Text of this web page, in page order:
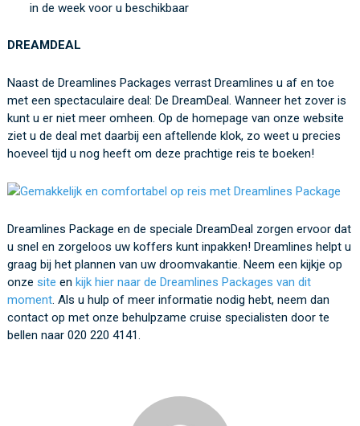
in de week voor u beschikbaar
DREAMDEAL
Naast de Dreamlines Packages verrast Dreamlines u af en toe
met een spectaculaire deal: De DreamDeal. Wanneer het zover is
kunt u er niet meer omheen. Op de homepage van onze website
ziet u de deal met daarbij een aftellende klok, zo weet u precies
hoeveel tijd u nog heeft om deze prachtige reis te boeken!
Dreamlines Package en de speciale DreamDeal zorgen ervoor dat
u snel en zorgeloos uw koffers kunt inpakken! Dreamlines helpt u
graag bij het plannen van uw droomvakantie. Neem een kijkje op
onze site en kijk hier naar de Dreamlines Packages van dit
moment. Als u hulp of meer informatie nodig hebt, neem dan
contact op met onze behulpzame cruise specialisten door te
bellen naar 020 220 4141.